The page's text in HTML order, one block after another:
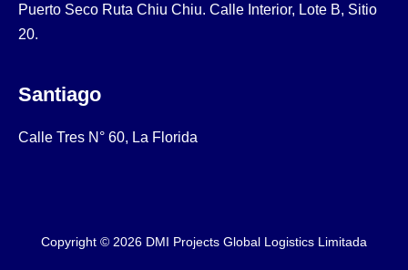
Puerto Seco Ruta Chiu Chiu. Calle Interior, Lote B, Sitio
20.
Santiago
Calle Tres N° 60, La Florida
Copyright © 2026 DMI Projects Global Logistics Limitada